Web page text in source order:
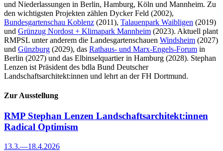
und Niederlassungen in Berlin, Hamburg, Köln und Mannheim. Zu
den wichtigsten Projekten zählen Dycker Feld (2002),
Bundesgartenschau Koblenz (2011), Talauenpark Waibligen (2019)
und Grünzug Nordost + Klimapark Mannheim (2023). Aktuell plant
RMPSL unter anderem die Landesgartenschauen Windsheim (2027)
und Günzburg (2029), das Rathaus- und Marx-Engels-Forum in
Berlin (2027) und das Elbinselquartier in Hamburg (2028). Stephan
Lenzen ist Präsident des bdla Bund Deutscher
Landschaftsarchitekt:innen und lehrt an der FH Dortmund.
Zur Ausstellung
RMP Stephan Lenzen Landschaftsarchitekt:innen
Radical Optimism
13.3.—18.4.2026